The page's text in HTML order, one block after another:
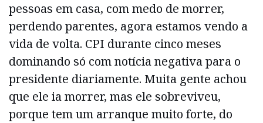
pessoas em casa, com medo de morrer,
perdendo parentes, agora estamos vendo a
vida de volta. CPI durante cinco meses
dominando só com notícia negativa para o
presidente diariamente. Muita gente achou
que ele ia morrer, mas ele sobreviveu,
porque tem um arranque muito forte, do